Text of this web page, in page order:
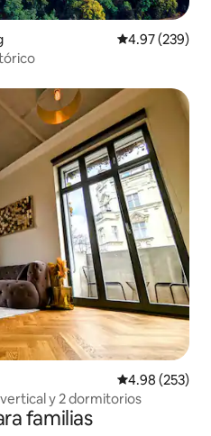
Calificación
4.97 (239)
Calificación
4.98 (253)
y 2 dormitorios
familias